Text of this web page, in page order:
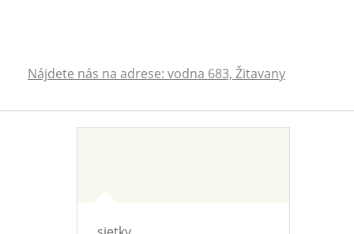
Nájdete nás na adrese: vodna 683, Žitavany